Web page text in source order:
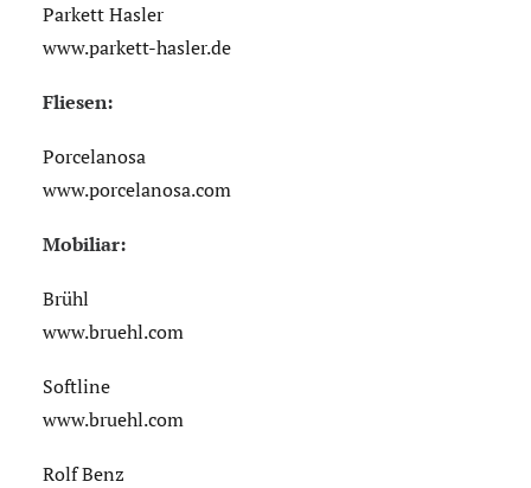
Parkett Hasler
www.parkett-hasler.de
Fliesen:
Porcelanosa
www.porcelanosa.com
Mobiliar:
Brühl
www.bruehl.com
Softline
www.bruehl.com
Rolf Benz